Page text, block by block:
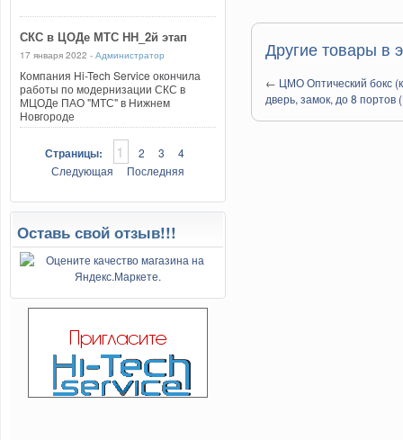
СКС в ЦОДе МТС НН_2й этап
17 января 2022 - Администратор
Компания Hi-Tech Service окончила
работы по модернизации СКС в
МЦОДе ПАО "МТС" в Нижнем
Новгороде
Страницы: 1 2 3
4
Следующая
Последняя
Оставь свой отзыв!!!
Другие товары в
← ЦМО Оптический бокс
дверь, замок, до 8